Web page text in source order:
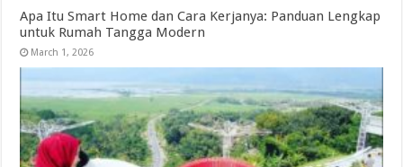
Apa Itu Smart Home dan Cara Kerjanya: Panduan Lengkap
untuk Rumah Tangga Modern
March 1, 2026